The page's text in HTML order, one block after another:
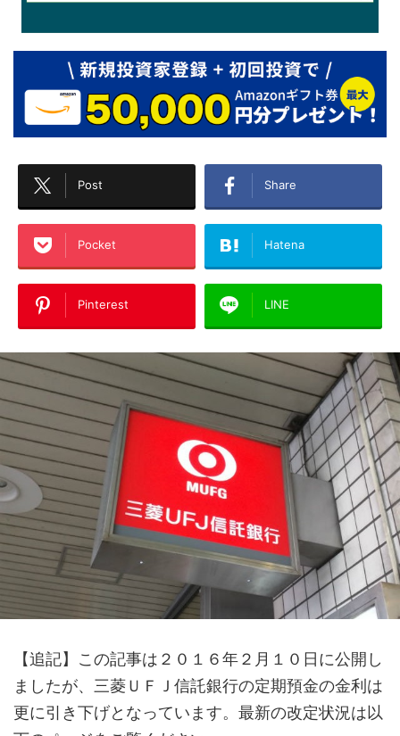
Post Share
Pocket Hatena
Pinterest LINE
【追記】この記事は２０１６年２月１０日に公開し
ましたが、三菱ＵＦＪ信託銀行の定期預金の金利は
更に引き下げとなっています。最新の改定状況は以